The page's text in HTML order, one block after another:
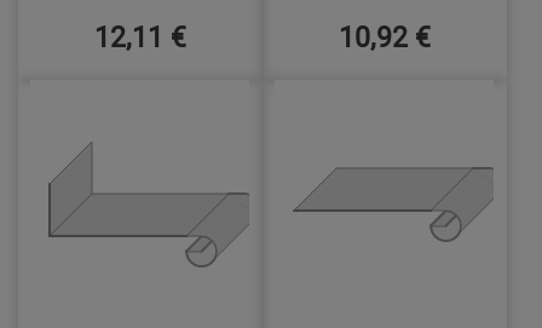
12,11 € 10,92 €